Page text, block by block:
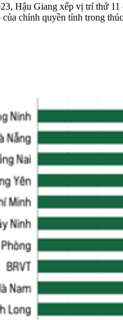
Hậu Giang xếp vị trí thứ
chính quyền tỉnh trong